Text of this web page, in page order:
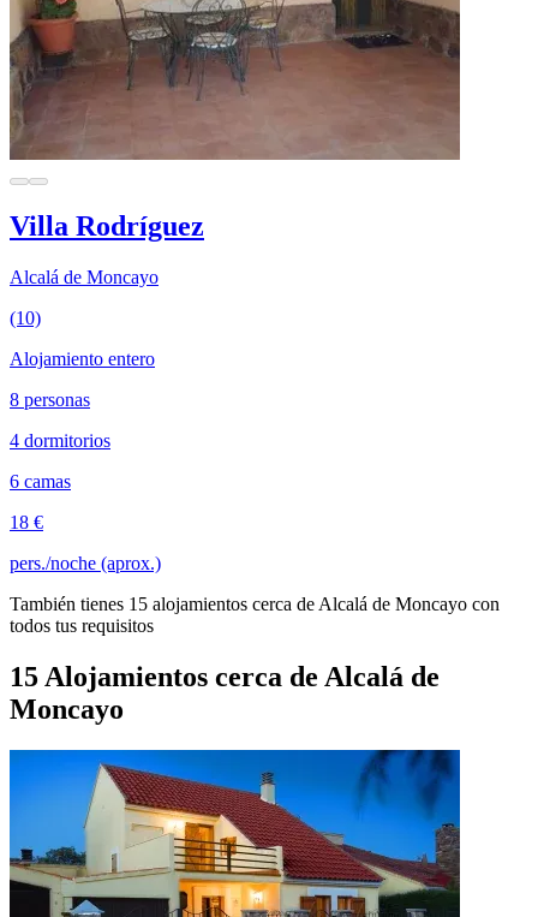
Villa Rodríguez
Alcalá de Moncayo
(10)
Alojamiento entero
8 personas
4 dormitorios
6 camas
18 €
pers./noche (aprox.)
También tienes 15 alojamientos cerca de Alcalá de Moncayo con
todos tus requisitos
15 Alojamientos cerca de Alcalá de
Moncayo